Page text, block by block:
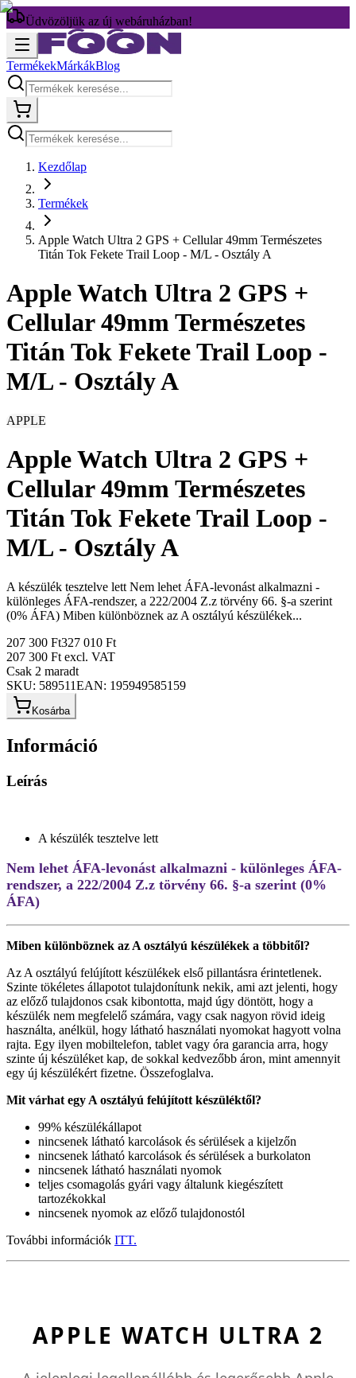
Üdvözöljük az új webáruházban!
TermékekMárkákBlog
Kezdőlap
Termékek
Apple Watch Ultra 2 GPS + Cellular 49mm Természetes
Titán Tok Fekete Trail Loop - M/L - Osztály A
Apple Watch Ultra 2 GPS +
Cellular 49mm Természetes
Titán Tok Fekete Trail Loop -
M/L - Osztály A
APPLE
Apple Watch Ultra 2 GPS +
Cellular 49mm Természetes
Titán Tok Fekete Trail Loop -
M/L - Osztály A
A készülék tesztelve lett Nem lehet ÁFA-levonást alkalmazni -
különleges ÁFA-rendszer, a 222/2004 Z.z törvény 66. §-a szerint
(0% ÁFA) Miben különböznek az A osztályú készülékek...
207 300 Ft327 010 Ft
207 300 Ft excl. VAT
Csak 2 maradt
SKU: 589511EAN: 195949585159
Kosárba
Információ
Leírás
A készülék tesztelve lett
Nem lehet ÁFA-levonást alkalmazni - különleges ÁFA-
rendszer, a 222/2004 Z.z törvény 66. §-a szerint (0%
ÁFA)
Miben különböznek az A osztályú készülékek a többitől?
Az A osztályú felújított készülékek első pillantásra érintetlenek.
Szinte tökéletes állapotot tulajdonítunk nekik, ami azt jelenti, hogy
az előző tulajdonos csak kibontotta, majd úgy döntött, hogy a
készülék nem megfelelő számára, vagy csak nagyon rövid ideig
használta, anélkül, hogy látható használati nyomokat hagyott volna
rajta. Egy ilyen mobiltelefon, tablet vagy óra garancia arra, hogy
szinte új készüléket kap, de sokkal kedvezőbb áron, mint amennyit
egy új készülékért fizetne. Összefoglalva.
Mit várhat egy A osztályú felújított készüléktől?
99% készülékállapot
nincsenek látható karcolások és sérülések a kijelzőn
nincsenek látható karcolások és sérülések a burkolaton
nincsenek látható használati nyomok
teljes csomagolás gyári vagy általunk kiegészített
tartozékokkal
nincsenek nyomok az előző tulajdonostól
További információk ITT.
APPLE WATCH ULTRA 2